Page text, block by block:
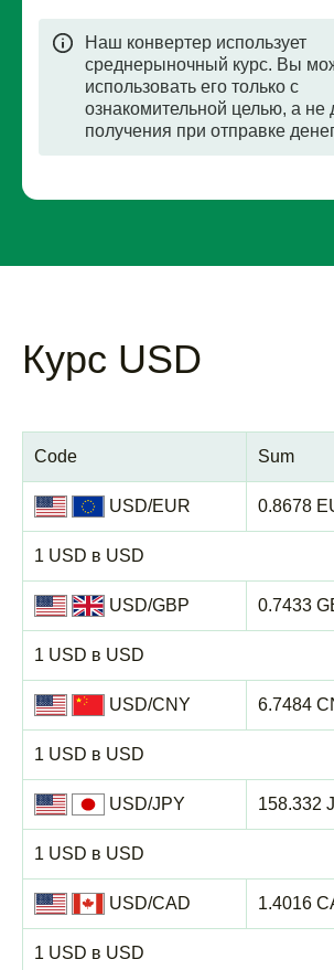
Наш конвертер использует
среднерыночный курс. Вы
использовать его только с
ознакомительной целью, а не
получения при отправке
Курс USD
Code Sum
USD/EUR
1 USD в USD
0.8678
USD/GBP
1 USD в USD
0.7433
USD/CNY
1 USD в USD
6.7484
USD/JPY
1 USD в USD
158.332
USD/CAD
1 USD в USD
1.4016